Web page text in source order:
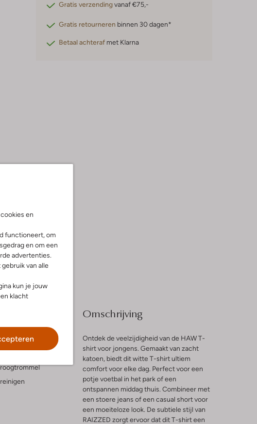
en
functioneert, om
en om een
advertenties.
van alle
kun je jouw
klacht
Gratis verzendingvanaf €75,-
Gratis retourneren binnen 30 dagen*
Betaal achteraf met Klarna
op 30 °C
Omschrijving
Ontdek de veelzijdigheid van de HAW T-
shirt voor jongens. Gemaakt van zacht
katoen, biedt dit witte T-shirt ultiem
comfort voor elke dag. Perfect voor een
potje voetbal in het park of een
ontspannen middag thuis. Combineer met
een stoere jeans of een casual short voor
een moeiteloze look. De subtiele stijl van
RAIZZED zorgt ervoor dat dit T-shirt een